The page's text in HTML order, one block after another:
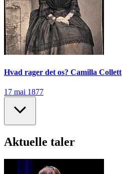
Hvad rager det os? Camilla Collett
17 mai 1877
Aktuelle taler